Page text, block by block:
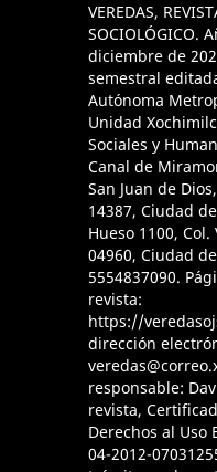
VEREDAS,
SOCIOLÓGICO.
diciembre de
semestral
Autónoma
Unidad
Sociales y
Canal de
San Juan de
14387, Ciudad
Hueso 1100,
04960, Ciudad
5554837090.
revista:
https://
dirección
responsable:
revista,
Derechos al Uso
04-2012-